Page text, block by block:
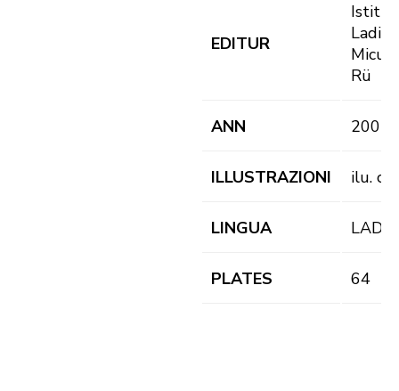
EDITUR
Istitut
Ladin
Rü
ANN 2001
ILLUSTRAZIONI ilu.
LINGUA LAD
PLATES 64